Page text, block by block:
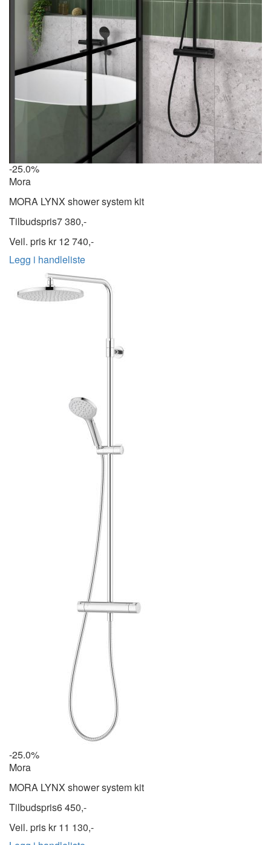
-25.0%
Mora
MORA LYNX shower system kit
Tilbudspris7 380,-
Veil. pris kr12 740,-
Legg i handleliste
-25.0%
Mora
MORA LYNX shower system kit
Tilbudspris6 450,-
Veil. pris kr11 130,-